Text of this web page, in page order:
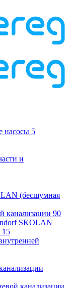
насосы 5
и
(бесшумная
канализации 90
SKOLAN
15
канализации